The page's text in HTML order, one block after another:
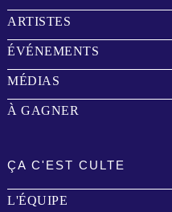
ARTISTES
ÉVÉNEMENTS
MÉDIAS
À GAGNER
ÇA C'EST CULTE
L'ÉQUIPE